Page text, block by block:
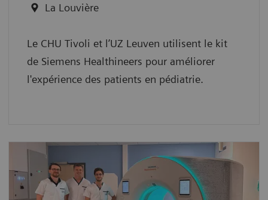
La Louvière
Le CHU Tivoli et l’UZ Leuven utilisent le kit
de Siemens Healthineers pour améliorer
l'expérience des patients en pédiatrie.